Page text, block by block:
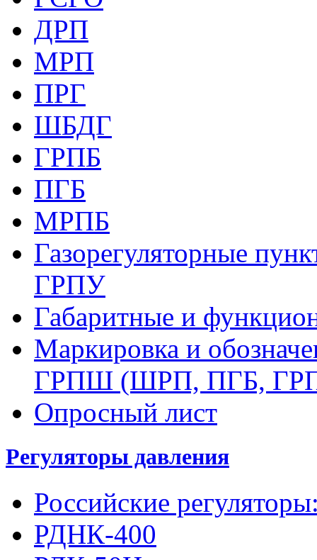
ДРП
МРП
ПРГ
ШБДГ
ГРПБ
ПГБ
МРПБ
Газорегуляторные
ГРПУ
Габаритные и
Маркировка и
ГРПШ (ШРП, ПГБ,
Опросный лист
Регуляторы давления
Российские
РДНК-400